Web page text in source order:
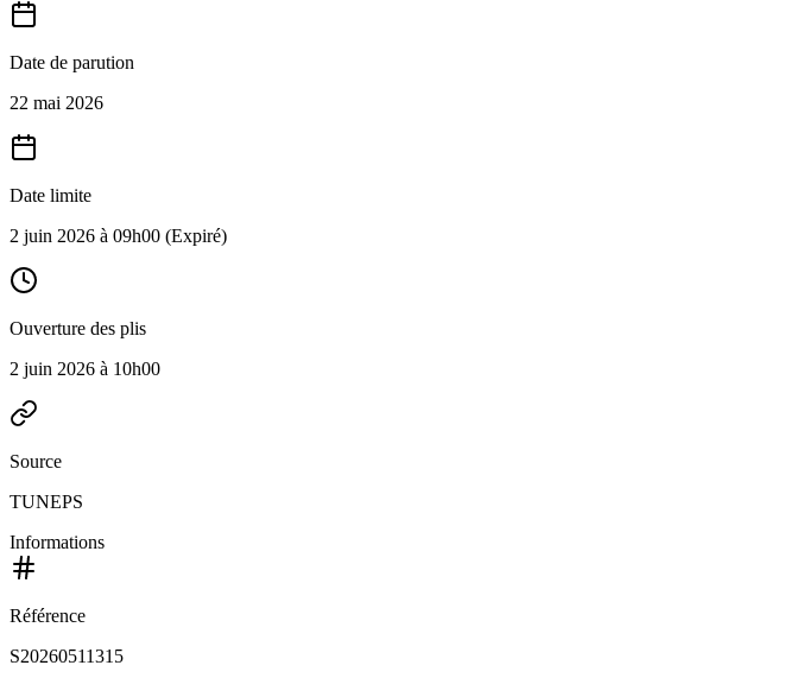
Date de parution
22 mai 2026
Date limite
2 juin 2026 à 09h00 (Expiré)
Ouverture des plis
2 juin 2026 à 10h00
Source
TUNEPS
Informations
Référence
S20260511315